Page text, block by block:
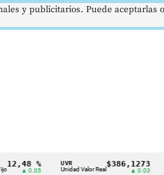
%
0.05
UVR
Unidad Valor Real
$386,1273
y publicitarios. Puede aceptarlas